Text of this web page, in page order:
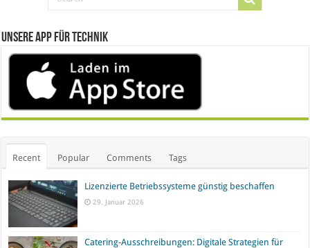
Unsere App für Technik
Recent Popular Comments Tags
Lizenzierte Betriebssysteme günstig beschaffen
29. Januar 2026
Catering-Ausschreibungen: Digitale Strategien für